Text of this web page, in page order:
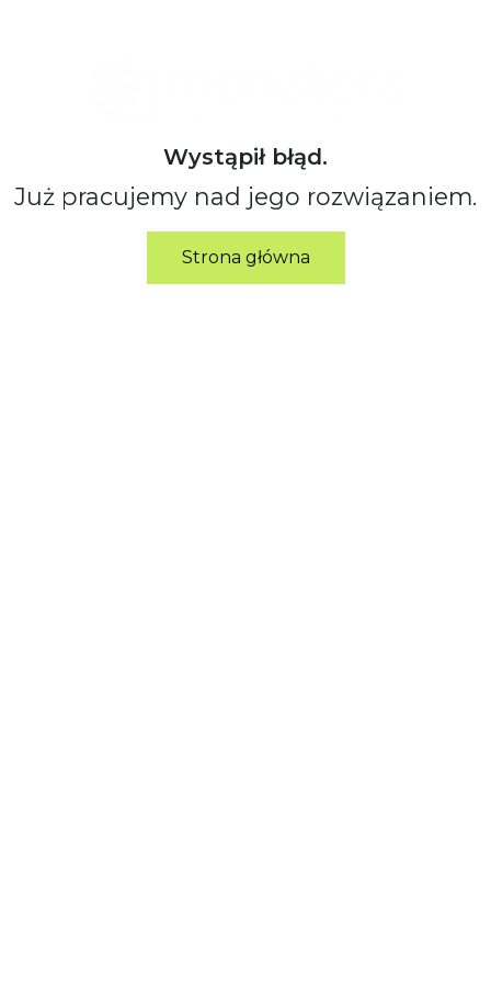
Wystąpił błąd.
Już pracujemy nad jego rozwiązaniem.
Strona główna